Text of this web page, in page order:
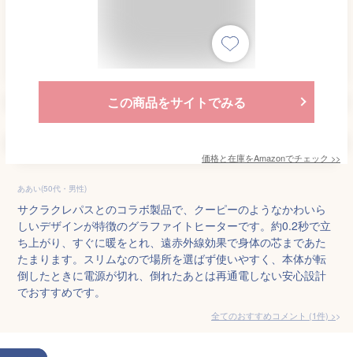
この商品をサイトでみる
価格と在庫をAmazonでチェック >>
ああい(50代・男性)
サクラクレパスとのコラボ製品で、クーピーのようなかわいら
しいデザインが特徴のグラファイトヒーターです。約0.2秒で立
ち上がり、すぐに暖をとれ、遠赤外線効果で身体の芯まであた
たまります。スリムなので場所を選ばず使いやすく、本体が転
倒したときに電源が切れ、倒れたあとは再通電しない安心設計
でおすすめです。
全てのおすすめコメント (1件) >